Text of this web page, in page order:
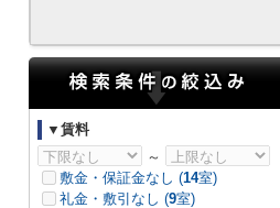
▼賃料
～
敷金・保証金なし (14室)
礼金・敷引なし (9室)